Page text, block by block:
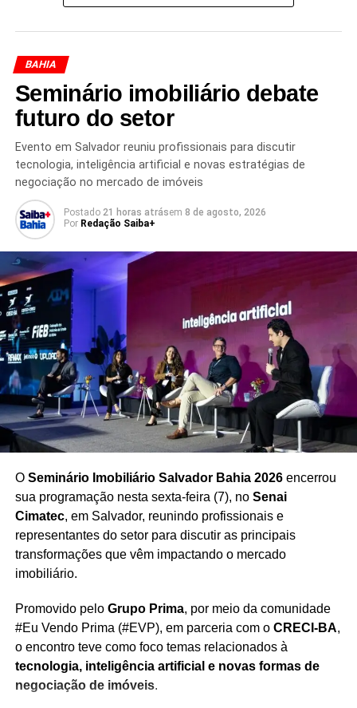
BAHIA
Seminário imobiliário debate
futuro do setor
Evento em Salvador reuniu profissionais para discutir
tecnologia, inteligência artificial e novas estratégias de
negociação no mercado de imóveis
Postado 21 horas atrásem 8 de agosto, 2026
Por Redação Saiba+
O Seminário Imobiliário Salvador Bahia 2026encerrou
sua programação nesta sexta-feira (7), no Senai
Cimatec, em Salvador, reunindo profissionais e
representantes do setor para discutir as principais
transformações que vêm impactando o mercado
imobiliário.
Promovido pelo Grupo Prima, por meio da comunidade
#Eu Vendo Prima (#EVP), em parceria com o CRECI-BA,
o encontro teve como foco temas relacionados à
tecnologia, inteligência artificial e novas formas de
negociação de imóveis.